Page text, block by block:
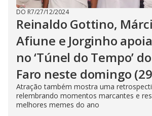
DO R7/27/12/2024
Reinaldo Gottino,
Afiune e Jorginho
no ‘Túnel do Tempo’
Faro neste domingo
Atração também mostra uma
relembrando momentos marcantes e
melhores memes do ano